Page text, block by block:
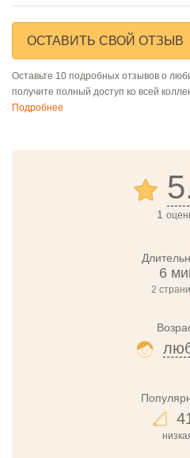
ОСТАВИТЬ СВОЙ ОТЗЫВ
Оставьте 10 подробных отзывов о
получите полный доступ ко всей
Подробнее
1
6
2